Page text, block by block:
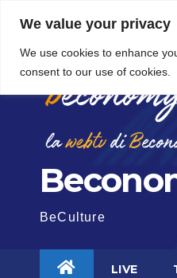
We value your privacy
We use cookies to enhance
consent to our use of cookies.
contenuto
5 Agosto 2026 15:56
BeCulture
LIVE